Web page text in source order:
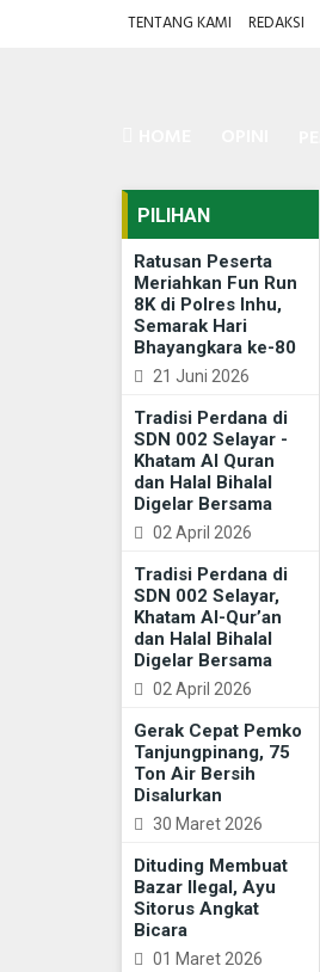
TENTANG KAMI REDAKSI
PILIHAN
Ratusan Peserta
Meriahkan Fun Run
8K di Polres Inhu,
Semarak Hari
Bhayangkara ke-80
21 Juni 2026
Tradisi Perdana di
SDN 002 Selayar -
Khatam Al Quran
dan Halal Bihalal
Digelar Bersama
02 April 2026
Tradisi Perdana di
SDN 002 Selayar,
Khatam Al-Qur’an
dan Halal Bihalal
Digelar Bersama
02 April 2026
Gerak Cepat Pemko
Tanjungpinang, 75
Ton Air Bersih
Disalurkan
30 Maret 2026
Dituding Membuat
Bazar Ilegal, Ayu
Sitorus Angkat
Bicara
01 Maret 2026